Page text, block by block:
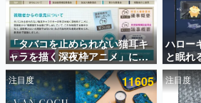
ゲームの企画書
名作ゲームクリエイターの方々
聞きし、ヒットする企画（ゲ
きます。
赫本
この物語を解いてはいけない
の形をした短編ホラー小説集で
「タバコを止められない猫耳キ
ャラを描く深夜枠アニメ」に視
聴者の一部から批判意見。違法
薬物の使用と思しき描写も含め
て、BPOが議論を交わす
ハロー
と眠れ
『ゆめ
ごとの
ムも搭
注目度 11605 注目度